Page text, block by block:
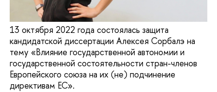
13 октября 2022 года состоялась защита
кандидатской диссертации Алексея Сорбалэ на
тему «Влияние государственной автономии и
государственной состоятельности стран-членов
Европейского союза на их (не) подчинение
директивам ЕС».